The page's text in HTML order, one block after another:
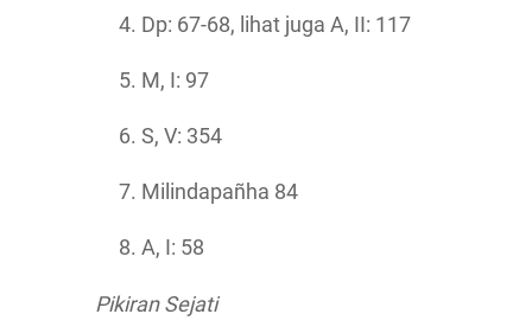
Dp: 67-68, lihat juga A, II: 117
M, I: 97
S, V: 354
Milindapañha 84
A, I: 58
Pikiran Sejati